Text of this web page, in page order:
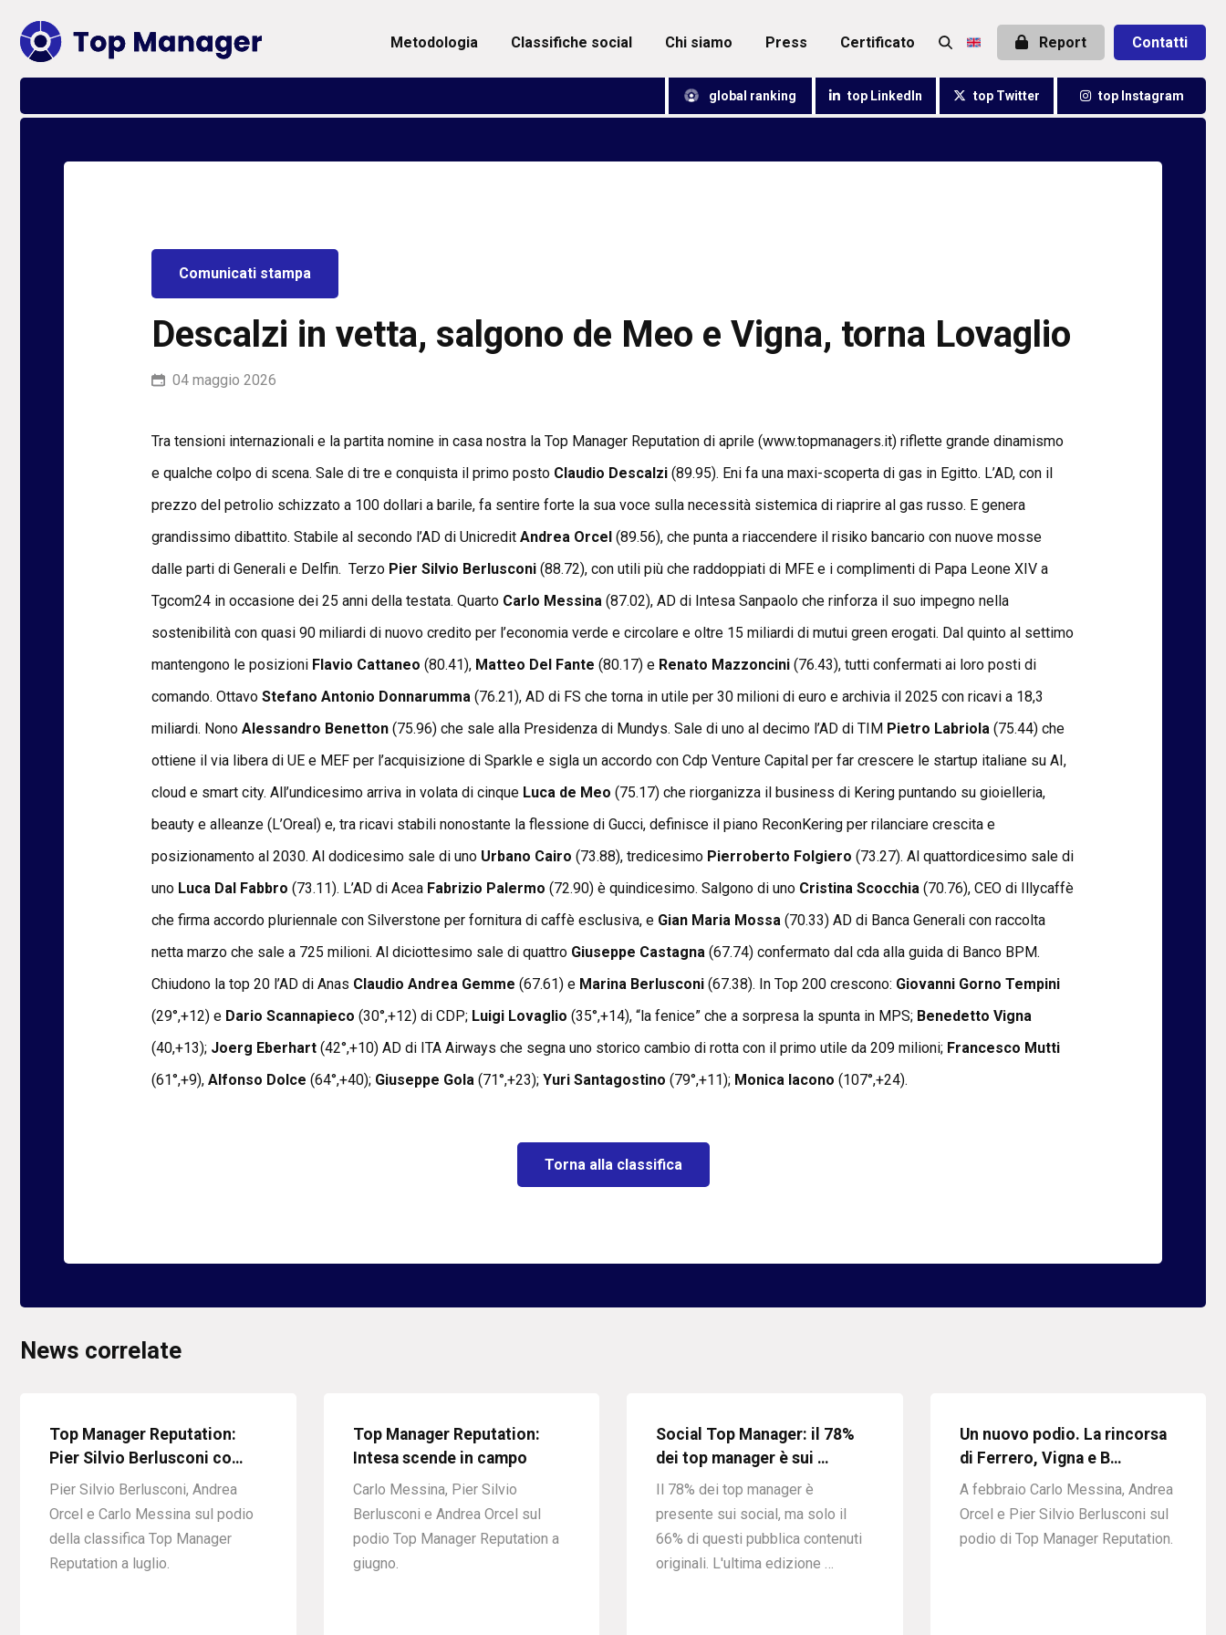
metodologia classifiche social chi siamo press certificato Report Contatti
global ranking top LinkedIn top Twitter top Instagram
Comunicati stampa
Descalzi in vetta, salgono de Meo e Vigna, torna Lovaglio
04 maggio 2026
Tra tensioni internazionali e la partita nomine in casa nostra la Top Manager Reputation di aprile (www.topmanagers.it) riflette grande dinamismo
e qualche colpo di scena. Sale di tre e conquista il primo posto Claudio Descalzi (89.95). Eni fa una maxi-scoperta di gas in Egitto. L’AD, con il
prezzo del petrolio schizzato a 100 dollari a barile, fa sentire forte la sua voce sulla necessità sistemica di riaprire al gas russo. E genera
grandissimo dibattito. Stabile al secondo l’AD di Unicredit Andrea Orcel (89.56), che punta a riaccendere il risiko bancario con nuove mosse
dalle parti di Generali e Delfin. Terzo Pier Silvio Berlusconi (88.72), con utili più che raddoppiati di MFE e i complimenti di Papa Leone XIV a
Tgcom24 in occasione dei 25 anni della testata. Quarto Carlo Messina (87.02), AD di Intesa Sanpaolo che rinforza il suo impegno nella
sostenibilità con quasi 90 miliardi di nuovo credito per l’economia verde e circolare e oltre 15 miliardi di mutui green erogati. Dal quinto al settimo
mantengono le posizioni Flavio Cattaneo (80.41), Matteo Del Fante (80.17) e Renato Mazzoncini (76.43), tutti confermati ai loro posti di
comando. Ottavo Stefano Antonio Donnarumma (76.21), AD di FS che torna in utile per 30 milioni di euro e archivia il 2025 con ricavi a 18,3
miliardi. Nono Alessandro Benetton (75.96) che sale alla Presidenza di Mundys. Sale di uno al decimo l’AD di TIM Pietro Labriola (75.44) che
ottiene il via libera di UE e MEF per l’acquisizione di Sparkle e sigla un accordo con Cdp Venture Capital per far crescere le startup italiane su AI,
cloud e smart city. All’undicesimo arriva in volata di cinque Luca de Meo (75.17) che riorganizza il business di Kering puntando su gioielleria,
beauty e alleanze (L’Oreal) e, tra ricavi stabili nonostante la flessione di Gucci, definisce il piano ReconKering per rilanciare crescita e
posizionamento al 2030. Al dodicesimo sale di uno Urbano Cairo (73.88), tredicesimo Pierroberto Folgiero (73.27). Al quattordicesimo sale di
uno Luca Dal Fabbro (73.11). L’AD di Acea Fabrizio Palermo (72.90) è quindicesimo. Salgono di uno Cristina Scocchia (70.76), CEO di Illycaffè
che firma accordo pluriennale con Silverstone per fornitura di caffè esclusiva, e Gian Maria Mossa (70.33) AD di Banca Generali con raccolta
netta marzo che sale a 725 milioni. Al diciottesimo sale di quattro Giuseppe Castagna (67.74) confermato dal cda alla guida di Banco BPM.
Chiudono la top 20 l’AD di Anas Claudio Andrea Gemme (67.61) e Marina Berlusconi (67.38). In Top 200 crescono: Giovanni Gorno Tempini
(29°,+12) e Dario Scannapieco (30°,+12) di CDP; Luigi Lovaglio (35°,+14), “la fenice” che a sorpresa la spunta in MPS; Benedetto Vigna
(40,+13); Joerg Eberhart (42°,+10) AD di ITA Airways che segna uno storico cambio di rotta con il primo utile da 209 milioni; Francesco Mutti
(61°,+9), Alfonso Dolce (64°,+40); Giuseppe Gola (71°,+23); Yuri Santagostino (79°,+11); Monica Iacono (107°,+24).
Torna alla classifica
News correlate
Top Manager Reputation:
Pier Silvio Berlusconi co…
Pier Silvio Berlusconi, Andrea
Orcel e Carlo Messina sul podio
della classifica Top Manager
Reputation a luglio.
Top Manager Reputation:
Intesa scende in campo
Carlo Messina, Pier Silvio
Berlusconi e Andrea Orcel sul
podio Top Manager Reputation a
giugno.
Social Top Manager: il 78%
dei top manager è sui …
Il 78% dei top manager è
presente sui social, ma solo il
66% di questi pubblica contenuti
originali. L'ultima edizione …
Un nuovo podio. La rincorsa
di Ferrero, Vigna e B…
A febbraio Carlo Messina, Andrea
Orcel e Pier Silvio Berlusconi sul
podio di Top Manager Reputation.